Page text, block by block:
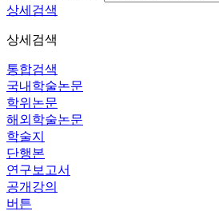
상세검색
상세검색
통합검색
국내학술논문
학위논문
해외학술논문
학술지
단행본
연구보고서
공개강의
버튼